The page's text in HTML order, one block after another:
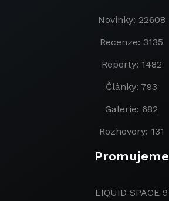
Novinky: 22608
Recenze: 3135
Reporty: 1482
Články: 793
Galerie: 682
Rozhovory: 131
Promujeme
LIQUID SPACE 9